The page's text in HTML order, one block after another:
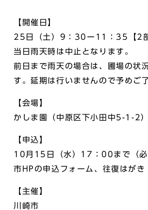
【開催日】
25日（土）9：30ー11：35【2
当日雨天時は中止となります。
前日まで雨天の場合は、圃場の状
す。延期は行いませんので予めご
【会場】
かしま園（中原区下小田中5-1-2）
【申込】
10月15日（水）17：00まで（必
市HPの申込フォーム、往復はがき
【主催】
川崎市